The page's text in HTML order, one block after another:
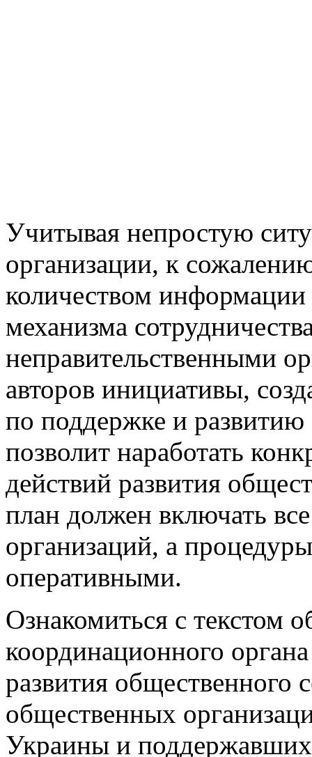
Учитывая непростую
организации, к
количеством информации
механизма
неправительственными
авторов инициативы,
по поддержке и развитию
позволит наработать
действий развития
план должен включать
организаций, а
оперативными.
Ознакомиться с текстом
координационного
развития общественного
общественных
Украины и поддержавших